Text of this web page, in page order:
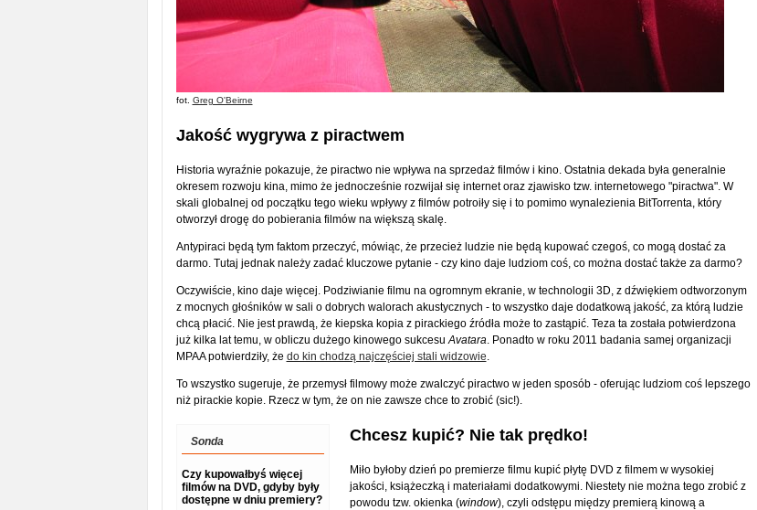
fot. Greg O'Beirne
Jakość wygrywa z piractwem
Historia wyraźnie pokazuje, że piractwo nie wpływa na sprzedaż filmów i kino. Ostatnia dekada była generalnie
okresem rozwoju kina, mimo że jednocześnie rozwijał się internet oraz zjawisko tzw. internetowego "piractwa". W
skali globalnej od początku tego wieku wpływy z filmów potroiły się i to pomimo wynalezienia BitTorrenta, który
otworzył drogę do pobierania filmów na większą skalę.
Antypiraci będą tym faktom przeczyć, mówiąc, że przecież ludzie nie będą kupować czegoś, co mogą dostać za
darmo. Tutaj jednak należy zadać kluczowe pytanie - czy kino daje ludziom coś, co można dostać także za darmo?
Oczywiście, kino daje więcej. Podziwianie filmu na ogromnym ekranie, w technologii 3D, z dźwiękiem odtworzonym
z mocnych głośników w sali o dobrych walorach akustycznych - to wszystko daje dodatkową jakość, za którą ludzie
chcą płacić. Nie jest prawdą, że kiepska kopia z pirackiego źródła może to zastąpić. Teza ta została potwierdzona
już kilka lat temu, w obliczu dużego kinowego sukcesuAvatara. Ponadto w roku 2011 badania samej organizacji
MPAA potwierdziły, że do kin chodzą najczęściej stali widzowie.
To wszystko sugeruje, że przemysł filmowy może zwalczyć piractwo w jeden sposób - oferując ludziom coś lepszego
niż pirackie kopie. Rzecz w tym, że on nie zawsze chce to zrobić (sic!).
Sonda
Czy kupowałbyś więcej
filmów na DVD, gdyby były
dostępne w dniu premiery?
Chcesz kupić? Nie tak prędko!
Miło byłoby dzień po premierze filmu kupić płytę DVD z filmem w wysokiej
jakości, książeczką i materiałami dodatkowymi. Niestety nie można tego zrobić z
powodu tzw. okienka (window), czyli odstępu między premierą kinową a